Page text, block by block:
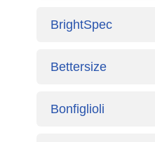
BrightSpec
Bettersize
Bonfiglioli